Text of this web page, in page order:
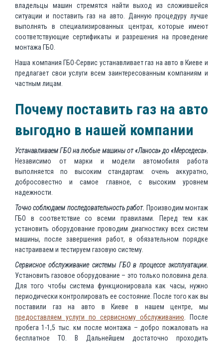
владельцы машин стремятся найти выход из сложившейся
ситуации и поставить газ на авто. Данную процедуру лучше
выполнять в специализированных центрах, которые имеют
соответствующие сертификаты и разрешения на проведение
монтажа ГБО.
Наша компания ГБО-Сервис устанавливает газ на авто в Киеве и
предлагает свои услуги всем заинтересованным компаниям и
частным лицам.
Почему поставить газ на авто
выгодно в нашей компании
Устанавливаем ГБО на любые машины от «Ланоса» до «Мерседеса».
Независимо от марки и модели автомобиля работа
выполняется по высоким стандартам: очень аккуратно,
добросовестно и самое главное, с высоким уровнем
надежности.
Точно соблюдаем последовательность работ. Производим монтаж
ГБО в соответствие со всеми правилами. Перед тем как
установить оборудование проводим диагностику всех систем
машины, после завершения работ, в обязательном порядке
настраиваем и тестируем газовую систему.
Сервисное обслуживание системы ГБО в процессе эксплуатации.
Установить газовое оборудование – это только половина дела.
Для того чтобы система функционировала как часы, нужно
периодически контролировать ее состояние. После того как вы
поставили газ на авто в Киеве в нашем центре, мы
предоставляем услуги по сервисному обслуживанию. После
пробега 1-1,5 тыс. км после монтажа – добро пожаловать на
бесплатное ТО. В Дальнейшем достаточно проходить